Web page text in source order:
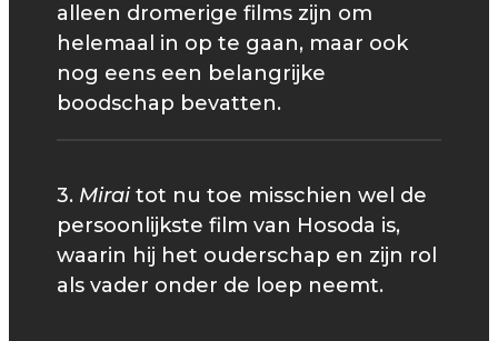
alleen dromerige films zijn om
helemaal in op te gaan, maar ook
nog eens een belangrijke
boodschap bevatten.
3. Mirai tot nu toe misschien wel de
persoonlijkste film van Hosoda is,
waarin hij het ouderschap en zijn rol
als vader onder de loep neemt.